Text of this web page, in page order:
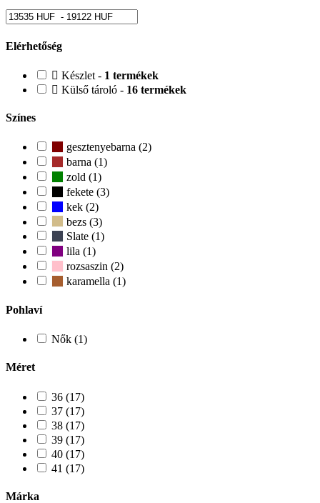
Elérhetőség
Készlet - 1 termékek
Külső tároló - 16 termékek
Színes
gesztenyebarna (2)
barna (1)
zold (1)
fekete (3)
kek (2)
bezs (3)
Slate (1)
lila (1)
rozsaszin (2)
karamella (1)
Pohlaví
Nők (1)
Méret
36 (17)
37 (17)
38 (17)
39 (17)
40 (17)
41 (17)
Márka